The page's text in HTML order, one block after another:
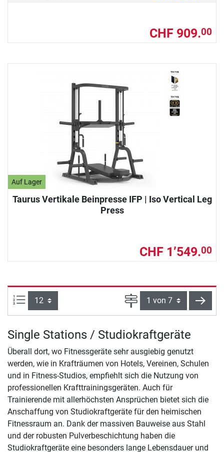
CHF 909.00
Auf Lager
Taurus Vertikale Beinpresse IFP | Iso Vertical Leg
Press
CHF 1’549.00
Artikel pro Seite: Seite
Single Stations / Studiokraftgeräte
Überall dort, wo Fitnessgeräte sehr ausgiebig genutzt
werden, wie in Krafträumen von Hotels, Vereinen, Schulen
und in Fitness-Studios, empfiehlt sich die Nutzung von
professionellen Krafttrainingsgeräten. Auch für
Trainierende mit allerhöchsten Ansprüchen bietet sich die
Anschaffung von Studiokraftgeräte für den heimischen
Fitnessraum an. Dank der massiven Bauweise aus Stahl
und der robusten Pulverbeschichtung haben die
Studiokraftgeräte eine besonders lange Lebensdauer und